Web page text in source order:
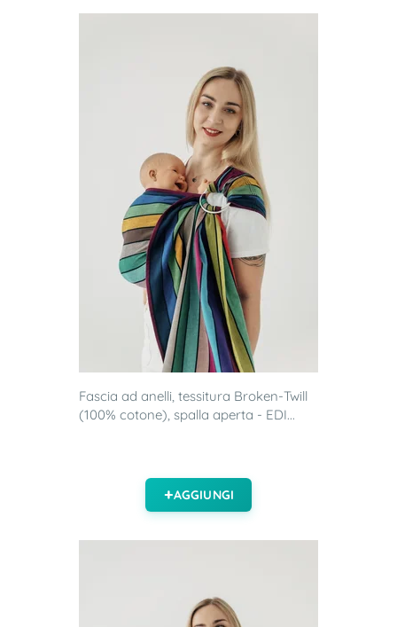
Fascia ad anelli, tessitura Broken-Twill
(100% cotone), spalla aperta - EDI...
AGGIUNGI